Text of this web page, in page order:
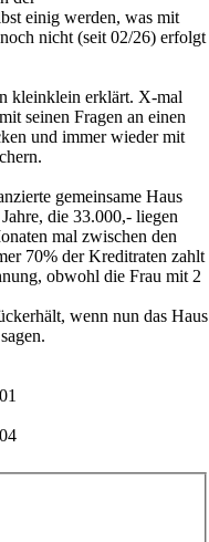
einig werden, was mit
nicht (seit 02/26) erfolgt
kleinklein erklärt. X-mal
seinen Fragen an einen
und immer wieder mit
gemeinsame Haus
die 33.000,- liegen
mal zwischen den
70% der Kreditraten zahlt
obwohl die Frau mit 2
wenn nun das Haus